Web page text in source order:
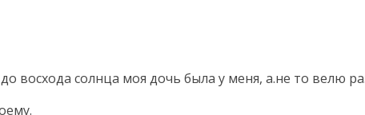
восхода солнца моя дочь была у меня, а.не то велю